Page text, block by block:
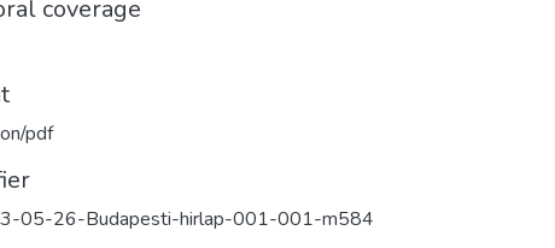
coverage
pdf
05-26-Budapesti-hirlap-001-001-m584